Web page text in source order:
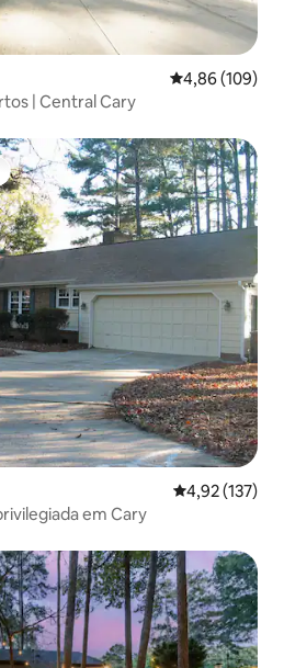
4,86 de uma
4,86 (109)
| Central Cary
4,92 de uma
4,92 (137)
em Cary